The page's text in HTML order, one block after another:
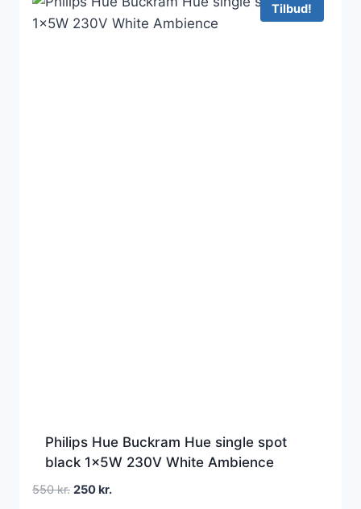
Tilbud!
Philips Hue Buckram Hue single spot
black 1x5W 230V White Ambience
550kr. Den
250kr.Den